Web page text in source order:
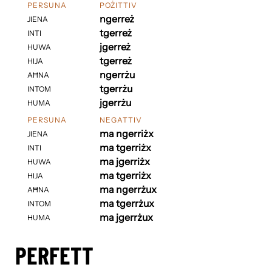
PERSUNA
JIENA
INTI
HUWA
HIJA
AĦNA
INTOM
HUMA
POŻITTIV
ngerreż
tgerreż
jgerreż
tgerreż
ngerrżu
tgerrżu
jgerrżu
PERSUNA
JIENA
INTI
HUWA
HIJA
AĦNA
INTOM
HUMA
NEGATTIV
ma ngerriżx
ma tgerriżx
ma jgerriżx
ma tgerriżx
ma ngerrżux
ma tgerrżux
ma jgerrżux
PERFETT